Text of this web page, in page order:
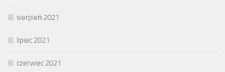
sierpień 2021
lipiec 2021
czerwiec 2021